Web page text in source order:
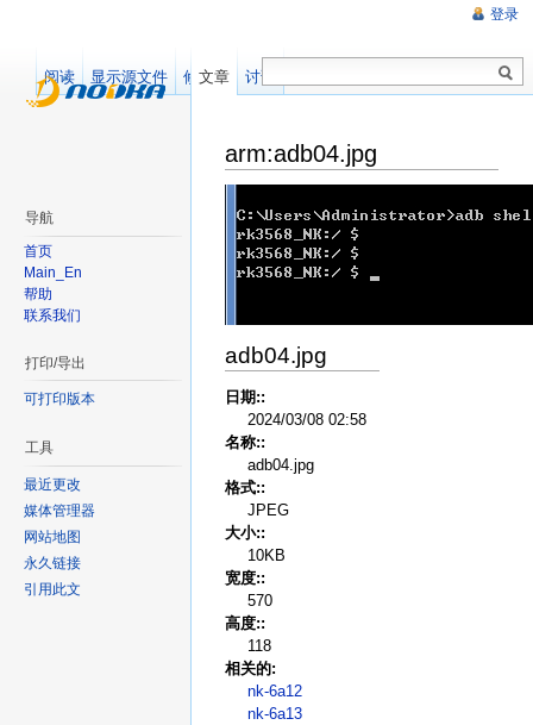
arm:adb04.jpg
adb04.jpg
日期::
2024/03/08 02:58
名称::
adb04.jpg
格式::
JPEG
大小::
10KB
宽度::
570
高度::
118
相关的:
nk-6a12
nk-6a13
登录
文章 讨论
阅读 显示源文件 修订记录
导航
首页
Main_En
帮助
联系我们
打印/导出
可打印版本
工具
最近更改
媒体管理器
网站地图
永久链接
引用此文